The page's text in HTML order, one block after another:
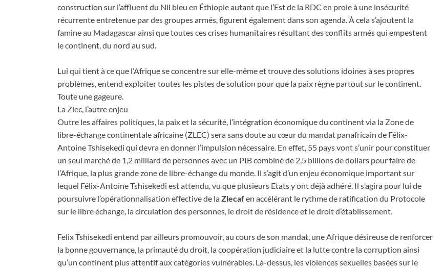
construction sur l’affluent du Nil bleu en Éthiopie autant que l’Est de la RDC en proie à une insécurité
récurrente entretenue par des groupes armés, figurent également dans son agenda. À cela s’ajoutent la
famine au Madagascar ainsi que toutes ces crises humanitaires résultant des conflits armés qui empestent
le continent, du nord au sud.
Lui qui tient à ce que l’Afrique se concentre sur elle-même et trouve des solutions idoines à ses propres
problèmes, entend exploiter toutes les pistes de solution pour que la paix règne partout sur le continent.
Toute une gageure.
La Zlec, l’autre enjeu
Outre les affaires politiques, la paix et la sécurité, l’intégration économique du continent via la Zone de
libre-échange continentale africaine (ZLEC) sera sans doute au cœur du mandat panafricain de Félix-
Antoine Tshisekedi qui devra en donner l’impulsion nécessaire. En effet, 55 pays vont s’unir pour constituer
un seul marché de 1,2 milliard de personnes avec un PIB combiné de 2,5 billions de dollars pour faire de
l’Afrique, la plus grande zone de libre-échange du monde. Il s’agit d’un enjeu économique important sur
lequel Félix-Antoine Tshisekedi est attendu, vu que plusieurs Etats y ont déjà adhéré. Il s’agira pour lui de
poursuivre l’opérationnalisation effective de laZlecafen accélérant le rythme de ratification du Protocole
sur le libre échange, la circulation des personnes, le droit de résidence et le droit d’établissement.
Felix Tshisekedi entend par ailleurs promouvoir, au cours de son mandat, une Afrique désireuse de renforcer
la bonne gouvernance, la primauté du droit, la coopération judiciaire et la lutte contre la corruption ainsi
qu’un continent plus attentif aux catégories vulnérables. Là-dessus, les violences sexuelles basées sur le